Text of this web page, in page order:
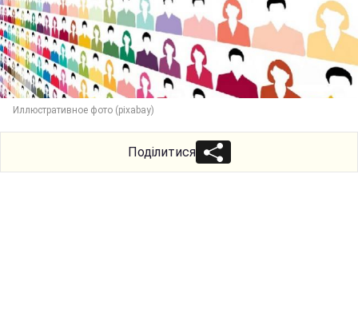
Иллюстративное фото (pixabay)
Поділитися